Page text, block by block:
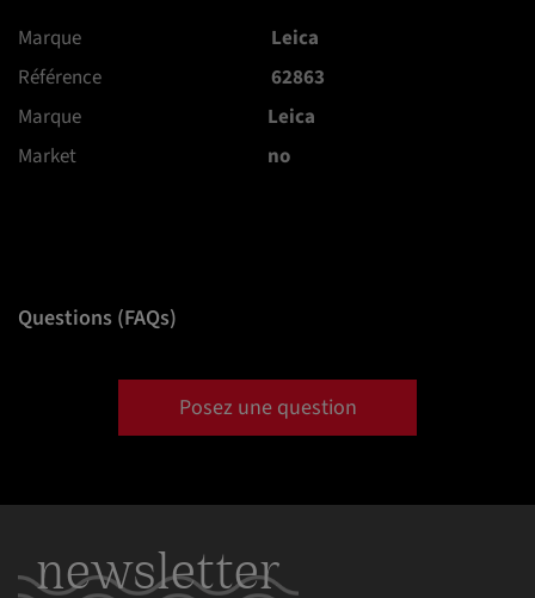
Marque
Leica
Référence
62863
Marque
Leica
Market
no
Questions (FAQs)
Posez une question
newsletter